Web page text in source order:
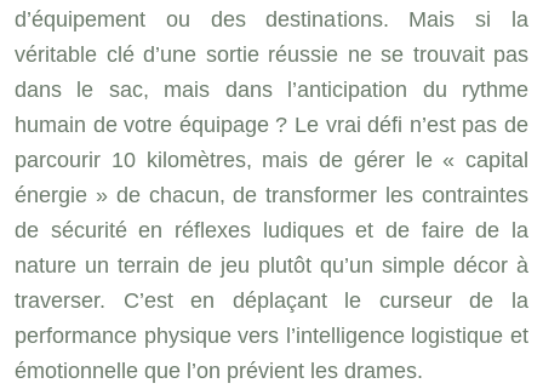
d’équipement ou des destinations. Mais si la
véritable clé d’une sortie réussie ne se trouvait pas
dans le sac, mais dans l’anticipation du rythme
humain de votre équipage ? Le vrai défi n’est pas de
parcourir 10 kilomètres, mais de gérer le « capital
énergie » de chacun, de transformer les contraintes
de sécurité en réflexes ludiques et de faire de la
nature un terrain de jeu plutôt qu’un simple décor à
traverser. C’est en déplaçant le curseur de la
performance physique vers l’intelligence logistique et
émotionnelle que l’on prévient les drames.